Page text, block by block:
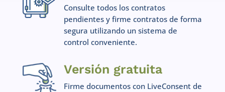
Consulte todos los contratos
pendientes y firme contratos de forma
segura utilizando un sistema de
control conveniente.
Versión gratuita
Firme documentos con LiveConsent de